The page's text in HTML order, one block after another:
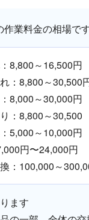
業料金の相場です
8,800～16,500円
：8,800～30,500
8,000～30,000円
：8,800～30,500
5,000～10,000円
円〜24,000円
：100,000～
ます